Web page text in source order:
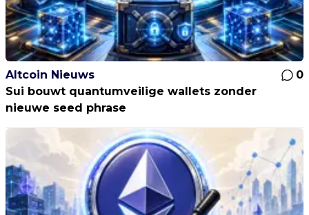
Altcoin Nieuws
0
Sui bouwt quantumveilige wallets zonder
nieuwe seed phrase